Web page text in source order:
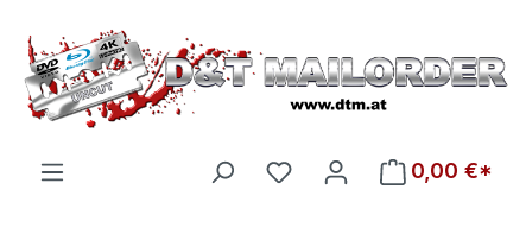
Zum Hauptinhalt springen
Du hast 0 Produkte auf
0,00 €*